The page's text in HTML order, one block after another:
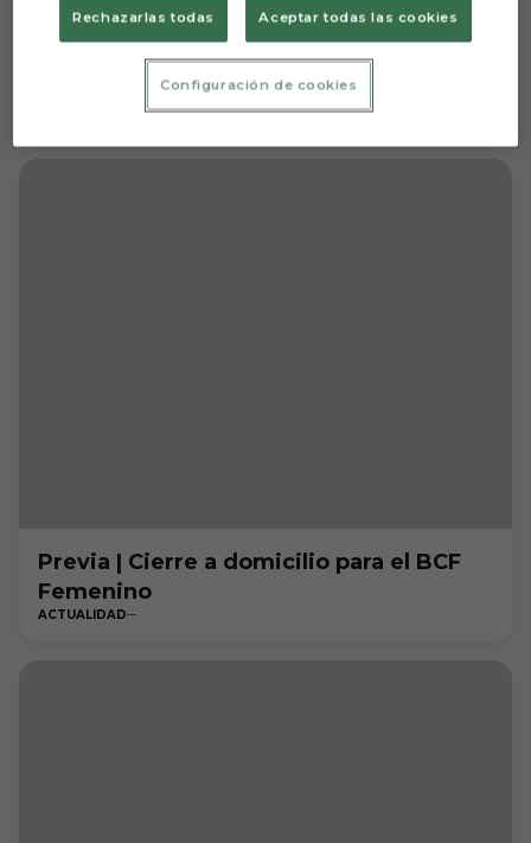
Crónica | 1 - 1 | Punto trabajado en Vigo
Previa | Cierre a domicilio para el BCF
Femenino
ACTUALIDAD
Rechazarlas todas Aceptar todas las cookies
Configuración de cookies